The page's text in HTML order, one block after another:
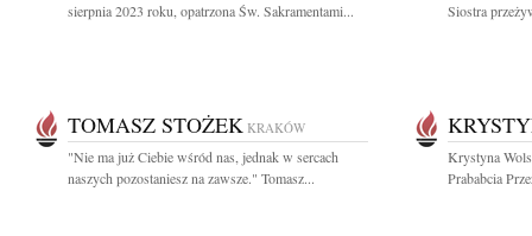
sierpnia 2023 roku, opatrzona Św. Sakramentami...
Siostra
TOMASZ STOŻEK KRAKÓW
"Nie ma już Ciebie wśród nas, jednak w sercach
naszych pozostaniesz na zawsze." Tomasz...
Krystyna
Prababcia